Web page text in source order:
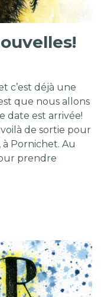
c’est déjà une
que nous allons
date est arrivée!
de sortie pour
à Pornichet. Au
prendre